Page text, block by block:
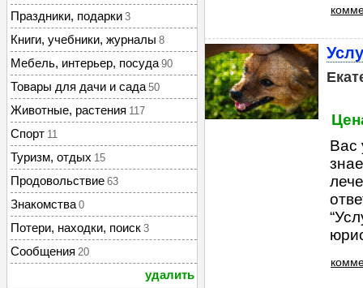
Праздники, подарки 3
Книги, учебники, журналы 8
Мебель, интерьер, посуда 90
Товары для дачи и сада 50
Животные, растения 117
Спорт 11
Туризм, отдых 15
Продовольствие 63
Знакомства 0
Потери, находки, поиск 3
Сообщения 20
удалить
Вас